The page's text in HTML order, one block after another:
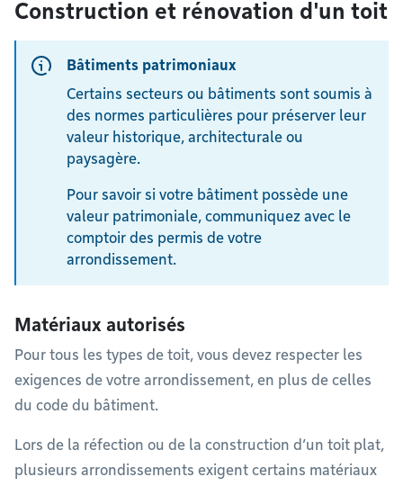
Construction et rénovation d'un toit
Bâtiments patrimoniaux
Certains secteurs ou bâtiments sont soumis à
des normes particulières pour préserver leur
valeur historique, architecturale ou
paysagère.
Pour savoir si votre bâtiment possède une
valeur patrimoniale, communiquez avec le
comptoir des permis de votre
arrondissement.
Matériaux autorisés
Pour tous les types de toit, vous devez respecter les
exigences de votre arrondissement, en plus de celles
du code du bâtiment.
Lors de la réfection ou de la construction d’un toit plat,
plusieurs arrondissements exigent certains matériaux